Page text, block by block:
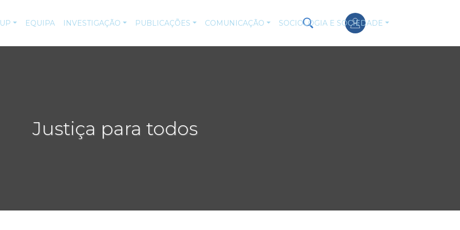
EQUIPA INVESTIGAÇÃO PUBLICAÇÕES COMUNICAÇÃO SOCIOLOGIA E SOCIEDADE
Justiça para todos